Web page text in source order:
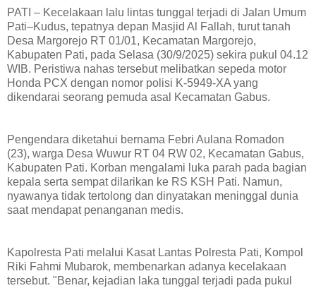
PATI – Kecelakaan lalu lintas tunggal terjadi di Jalan Umum
Pati–Kudus, tepatnya depan Masjid Al Fallah, turut tanah
Desa Margorejo RT 01/01, Kecamatan Margorejo,
Kabupaten Pati, pada Selasa (30/9/2025) sekira pukul 04.12
WIB. Peristiwa nahas tersebut melibatkan sepeda motor
Honda PCX dengan nomor polisi K-5949-XA yang
dikendarai seorang pemuda asal Kecamatan Gabus.
Pengendara diketahui bernama Febri Aulana Romadon
(23), warga Desa Wuwur RT 04 RW 02, Kecamatan Gabus,
Kabupaten Pati. Korban mengalami luka parah pada bagian
kepala serta sempat dilarikan ke RS KSH Pati. Namun,
nyawanya tidak tertolong dan dinyatakan meninggal dunia
saat mendapat penanganan medis.
Kapolresta Pati melalui Kasat Lantas Polresta Pati, Kompol
Riki Fahmi Mubarok, membenarkan adanya kecelakaan
tersebut. "Benar, kejadian laka tunggal terjadi pada pukul